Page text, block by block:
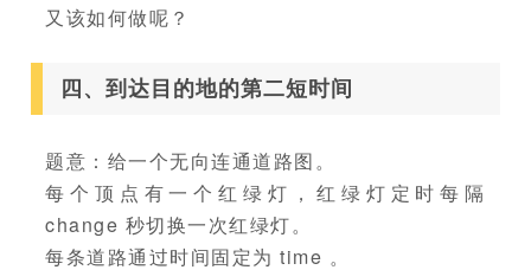
又该如何做呢？
四、到达目的地的第二短时间
题意：给一个无向连通道路图。
每个顶点有一个红绿灯，红绿灯定时每隔
change 秒切换一次红绿灯。
每条道路通过时间固定为 time 。